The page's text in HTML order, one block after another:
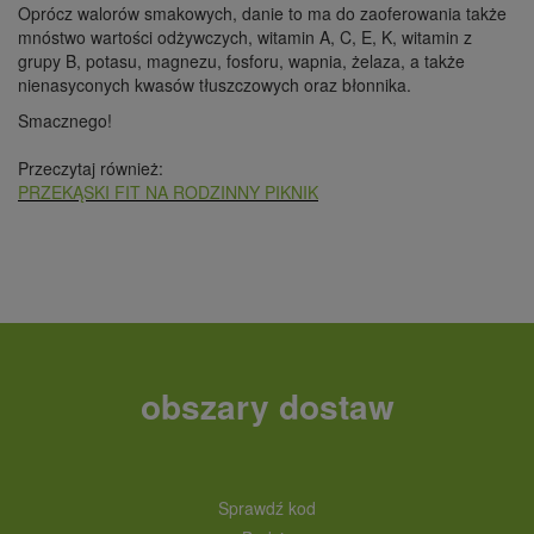
Oprócz walorów smakowych, danie to ma do zaoferowania także
mnóstwo wartości odżywczych, witamin A, C, E, K, witamin z
grupy B, potasu, magnezu, fosforu, wapnia, żelaza, a także
nienasyconych kwasów tłuszczowych oraz błonnika.
Smacznego!
Przeczytaj również:
PRZEKĄSKI FIT NA RODZINNY PIKNIK
obszary dostaw
Sprawdź kod